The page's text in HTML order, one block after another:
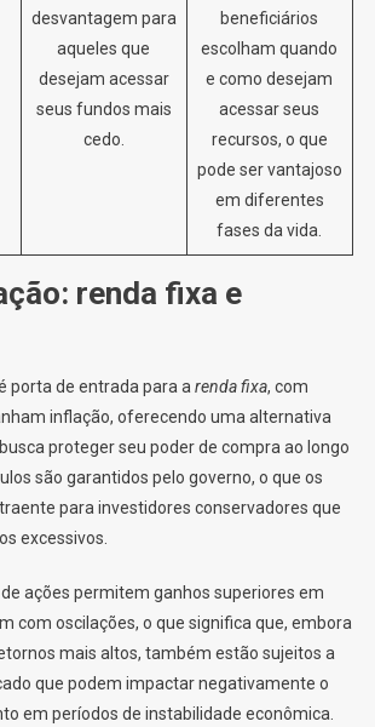
desvantagem para
aqueles que
desejam acessar
seus fundos mais
cedo.
beneficiários
escolham quando
e como desejam
acessar seus
recursos, o que
pode ser vantajoso
em diferentes
fases da vida.
renda fixa e
porta de entrada para arenda fixa, com
inflação, oferecendo uma alternativa
proteger seu poder de compra ao longo
são garantidos pelo governo, o que os
para investidores conservadores que
excessivos.
de ações permitem ganhos superiores em
com oscilações, o que significa que, embora
mais altos, também estão sujeitos a
que podem impactar negativamente o
em períodos de instabilidade econômica.